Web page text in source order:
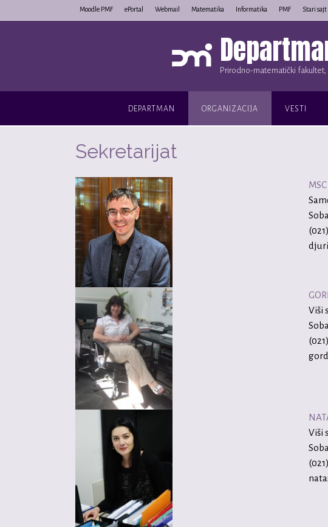
to
Moodle PMF ePortal Webmail Matematika Informatika PMF Stari sajt
Prirodno-matematički fakultet,
DEPARTMAN ORGANIZACIJA VESTI
Sekretarijat
Viši
Viši